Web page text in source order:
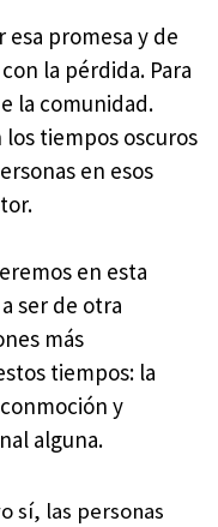
promesa y de
la pérdida. Para
la comunidad.
tiempos oscuros
en esos
en esta
ser de otra
más
tiempos: la
y
alguna.
sí, las personas